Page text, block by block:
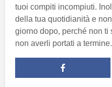
tuoi compiti incompiuti.
della tua quotidianità e
giorno dopo, perché non ti
non averli portati a termine.